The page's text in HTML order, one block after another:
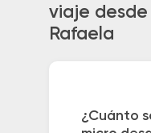
viaje desde
Rafaela
¿Cuánto